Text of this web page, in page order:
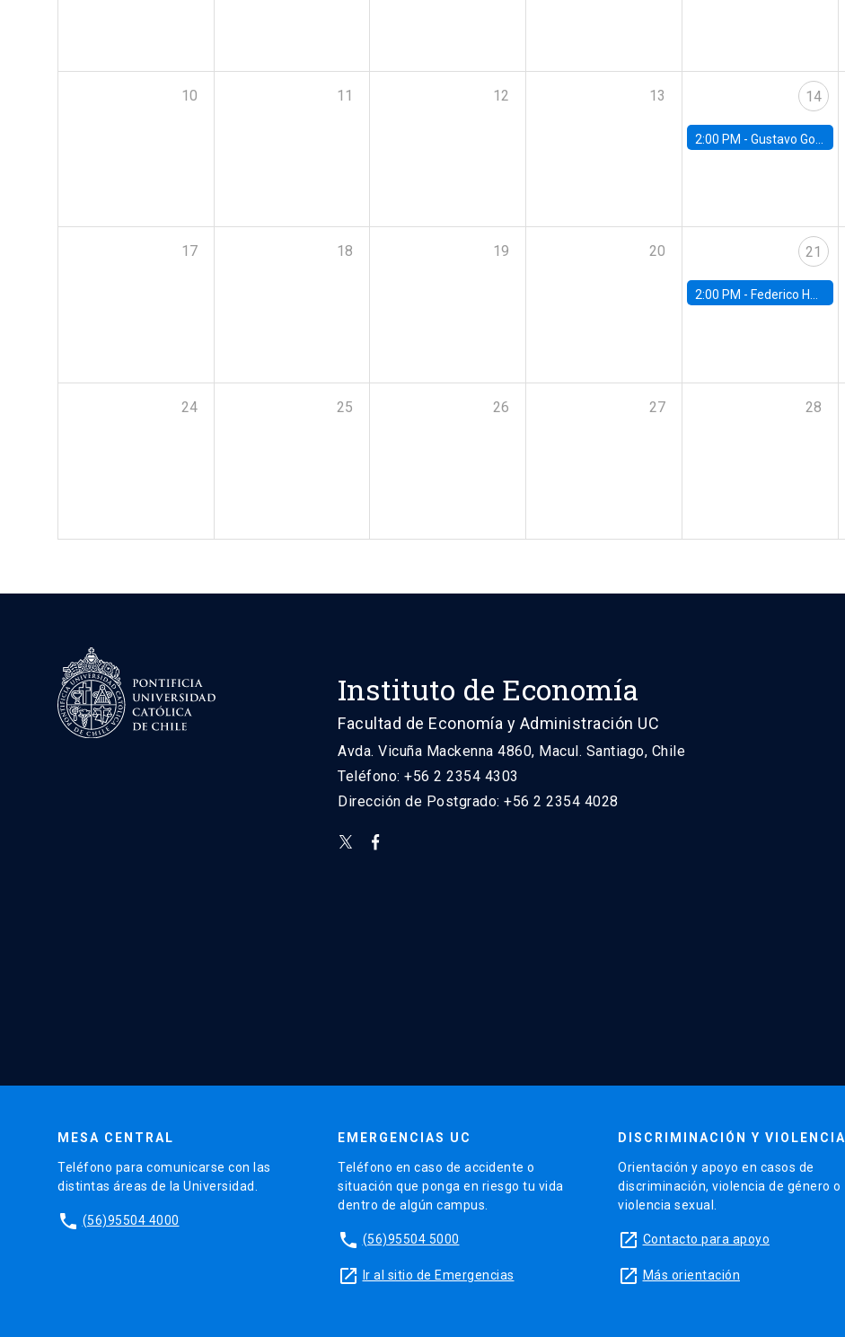
10 11 12 13 14
2:00 PM - Gustavo González - Banco Central de Chile
17 18 19 20 21
2:00 PM - Federico Huneeus - Banco Central de Chile
24 25 26 27 28
Instituto de Economía
Facultad de Economía y Administración UC
Avda. Vicuña Mackenna 4860, Macul. Santiago, Chile
Teléfono: +56 2 2354 4303
Dirección de Postgrado: +56 2 2354 4028
MESA CENTRAL
Teléfono para comunicarse con las
distintas áreas de la Universidad.
phone (56)95504 4000
EMERGENCIAS UC
Teléfono en caso de accidente o
situación que ponga en riesgo tu vida
dentro de algún campus.
phone (56)95504 5000
launch Ir al sitio de Emergencias
DISCRIMINACIÓN Y VIOLENCIA
Orientación y apoyo en casos de
discriminación, violencia de género o
violencia sexual.
launch Contacto para apoyo
launch Más orientación